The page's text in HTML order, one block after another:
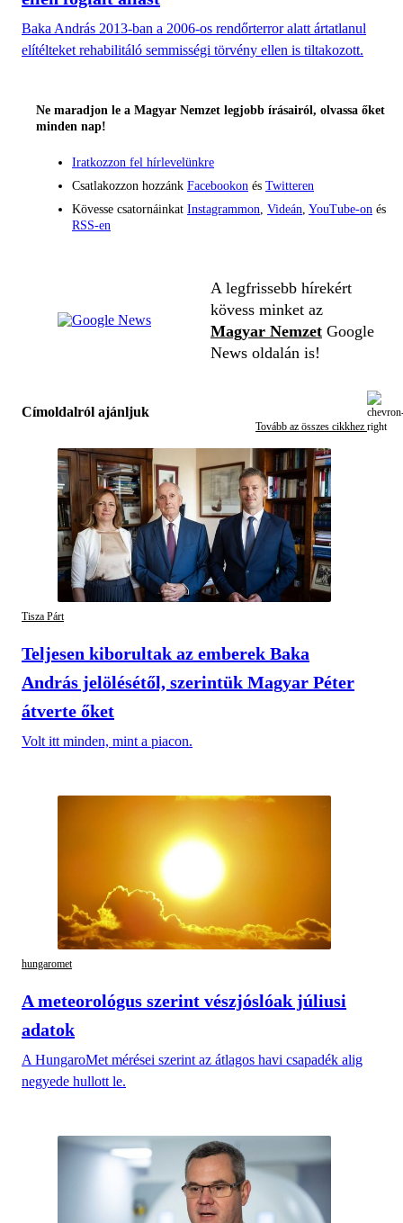
Baka András 2013-ban a 2006-os rendőrterror alatt ártatlanul
elítélteket rehabilitáló semmisségi törvény ellen is tiltakozott.
Ne maradjon le a Magyar Nemzet legjobb írásairól, olvassa őket
minden nap!
Iratkozzon fel hírlevelünkre
Csatlakozzon hozzánk Facebookon és Twitteren
Kövesse csatornáinkat Instagrammon Videán YouTube-on és
RSS-en
A legfrissebb hírekért
kövess minket az
Magyar Nemzet Google
News oldalán is!
Címoldalról ajánljuk
Tovább az összes cikkhez
Tisza Párt
Teljesen kiborultak az emberek Baka
András jelölésétől, szerintük Magyar Péter
átverte őket
Volt itt minden, mint a piacon.
hungaromet
A meteorológus szerint vészjóslóak júliusi
adatok
A HungaroMet mérései szerint az átlagos havi csapadék alig
negyede hullott le.